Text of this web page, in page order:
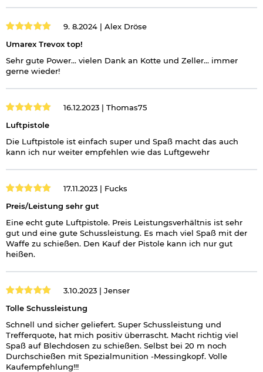
9. 8.2024 | Alex Dröse
Umarex Trevox top!
Sehr gute Power... vielen Dank an Kotte und Zeller... immer
gerne wieder!
16.12.2023 | Thomas75
Luftpistole
Die Luftpistole ist einfach super und Spaß macht das auch
kann ich nur weiter empfehlen wie das Luftgewehr
17.11.2023 | Fucks
Preis/Leistung sehr gut
Eine echt gute Luftpistole. Preis Leistungsverhältnis ist sehr
gut und eine gute Schussleistung. Es mach viel Spaß mit der
Waffe zu schießen. Den Kauf der Pistole kann ich nur gut
heißen.
3.10.2023 | Jenser
Tolle Schussleistung
Schnell und sicher geliefert. Super Schussleistung und
Trefferquote, hat mich positiv überrascht. Macht richtig viel
Spaß auf Blechdosen zu schießen. Selbst bei 20 m noch
Durchschießen mit Spezialmunition -Messingkopf. Volle
Kaufempfehlung!!!